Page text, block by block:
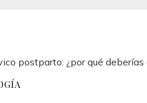
postparto: ¿por qué